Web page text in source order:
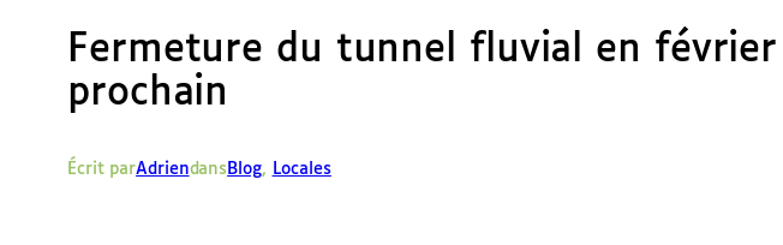
Fermeture du tunnel fluvial en
prochain
Écrit parAdriendans Blog, Locales